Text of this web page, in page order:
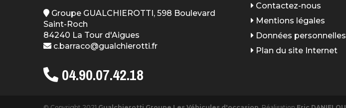
Groupe GUALCHIEROTTI, 598 Boulevard
Saint-Roch
84240 La Tour d'Aigues
c.barraco@gualchierotti.fr
04.90.07.42.18
Contactez-nous
Mentions légales
Données personnelles
Plan du site Internet